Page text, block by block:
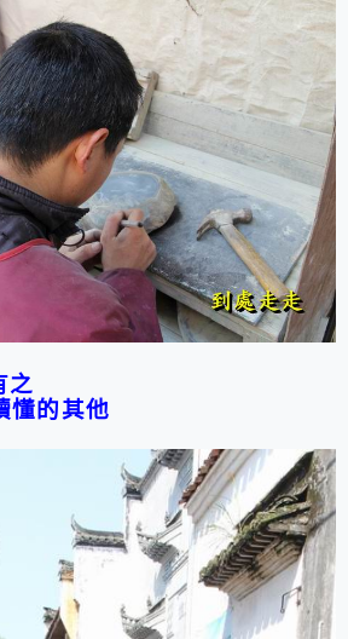
之
懂的其他